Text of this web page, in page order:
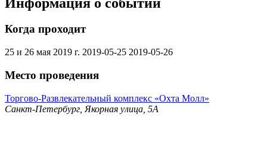
Когда проходит
25 и 26 мая 2019 г. 2019-05-25 2019-05-26
Место проведения
Торгово-Развлекательный комплекс «Охта Молл»
Санкт-Петербург, Якорная улица, 5А